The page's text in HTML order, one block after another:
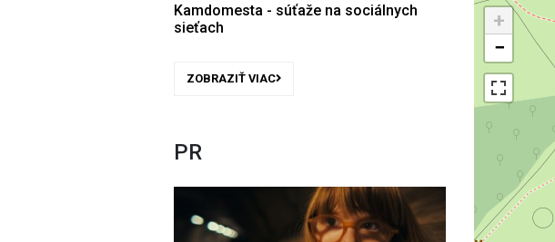
Kamdomesta - súťaže na sociálnych
sieťach
ZOBRAZIŤ VIAC
PR
+
−